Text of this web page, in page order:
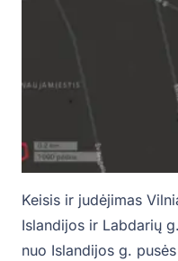
Keisis ir judėjimas
Islandijos ir Labdarių
nuo Islandijos g.